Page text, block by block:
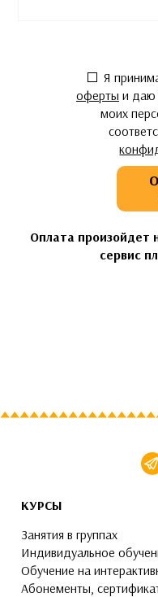
Я
оферты и даю
моих
Оплата произойдет
сервис
КУРСЫ
Занятия в группах
Индивидуальное
Обучение на
Абонементы,